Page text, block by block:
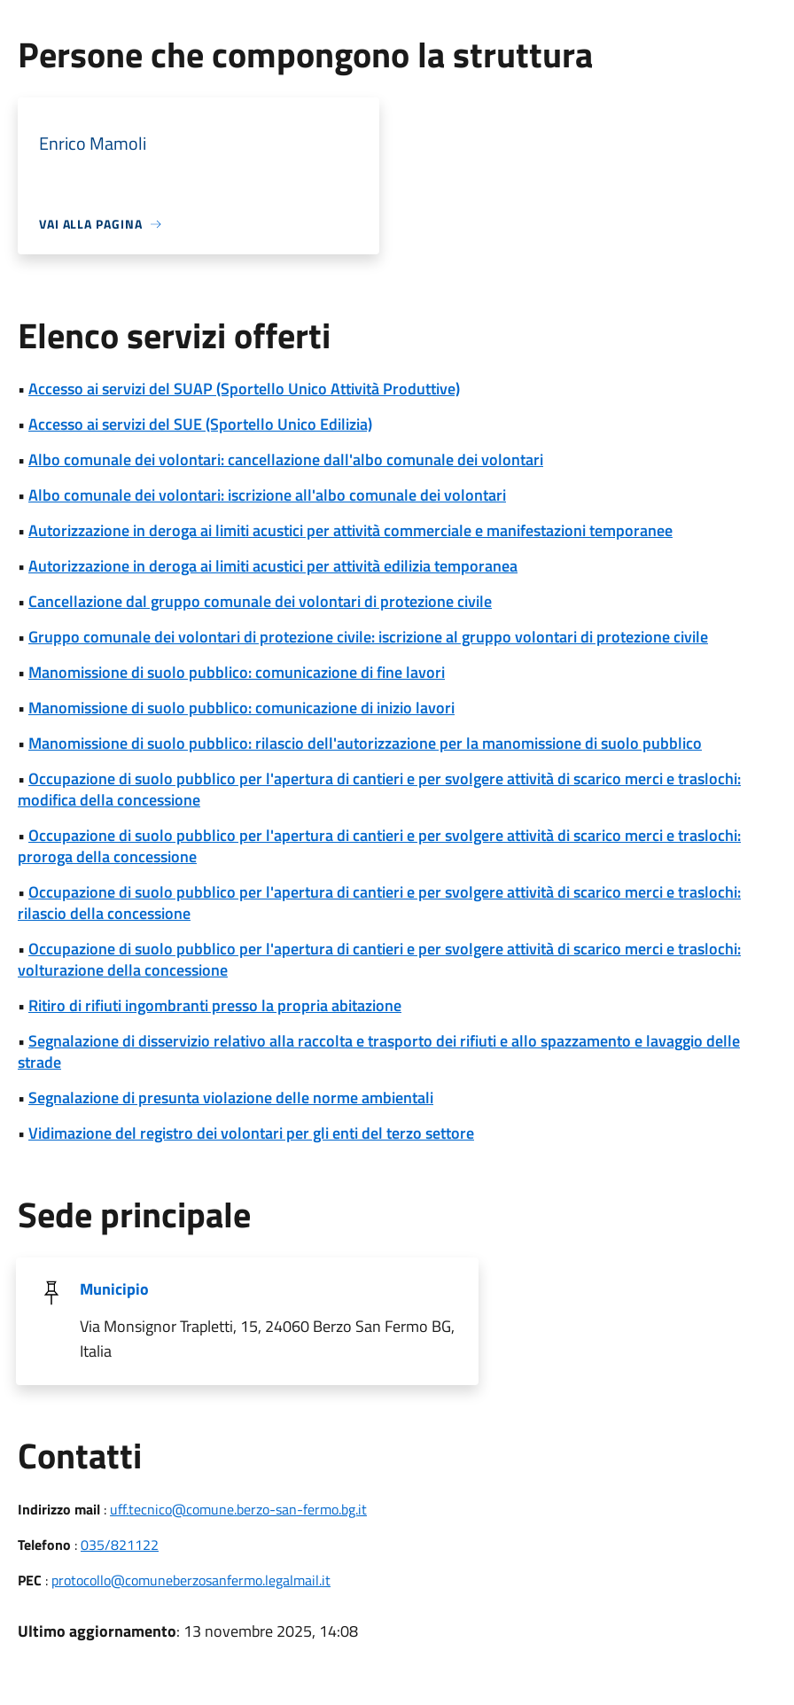
Persone che compongono la struttura
Enrico Mamoli
VAI ALLA PAGINA
Elenco servizi offerti
•Accesso ai servizi del SUAP (Sportello Unico Attività Produttive)
•Accesso ai servizi del SUE (Sportello Unico Edilizia)
•Albo comunale dei volontari: cancellazione dall'albo comunale dei volontari
•Albo comunale dei volontari: iscrizione all'albo comunale dei volontari
•Autorizzazione in deroga ai limiti acustici per attività commerciale e manifestazioni temporanee
•Autorizzazione in deroga ai limiti acustici per attività edilizia temporanea
• Cancellazione dal gruppo comunale dei volontari di protezione civile
• Gruppo comunale dei volontari di protezione civile: iscrizione al gruppo volontari di protezione civile
• Manomissione di suolo pubblico: comunicazione di fine lavori
• Manomissione di suolo pubblico: comunicazione di inizio lavori
• Manomissione di suolo pubblico: rilascio dell'autorizzazione per la manomissione di suolo pubblico
•Occupazione di suolo pubblico per l'apertura di cantieri e per svolgere attività di scarico merci e traslochi:
modifica della concessione
•Occupazione di suolo pubblico per l'apertura di cantieri e per svolgere attività di scarico merci e traslochi:
proroga della concessione
•Occupazione di suolo pubblico per l'apertura di cantieri e per svolgere attività di scarico merci e traslochi:
rilascio della concessione
•Occupazione di suolo pubblico per l'apertura di cantieri e per svolgere attività di scarico merci e traslochi:
volturazione della concessione
• Ritiro di rifiuti ingombranti presso la propria abitazione
•Segnalazione di disservizio relativo alla raccolta e trasporto dei rifiuti e allo spazzamento e lavaggio delle
strade
•Segnalazione di presunta violazione delle norme ambientali
•Vidimazione del registro dei volontari per gli enti del terzo settore
Sede principale
Municipio
Via Monsignor Trapletti, 15, 24060 Berzo San Fermo BG,
Italia
Contatti
Indirizzo mail: uff.tecnico@comune.berzo-san-fermo.bg.it
Telefono :035/821122
PEC : protocollo@comuneberzosanfermo.legalmail.it
Ultimo aggiornamento: 13 novembre 2025, 14:08